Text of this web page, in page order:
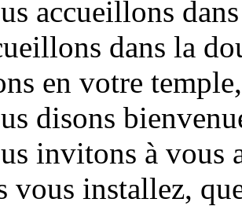
accueillons
dans la
en votre
disons
invitons à vous
vous installez,